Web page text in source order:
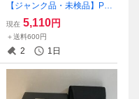
【ジャンク品・未検品】PS5
ソフト 6本セット ～プ
ロ野球スピリッツ、ライズオ
ブローニン 他【ゲーム-58
2】
現在 5,110円
＋送料600円
2 1日